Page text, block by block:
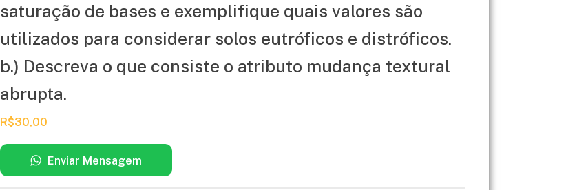
saturação de bases e exemplifique quais valores são
utilizados para considerar solos eutróficos e distróficos.
b.) Descreva o que consiste o atributo mudança textural
abrupta.
R$30,00
Enviar Mensagem